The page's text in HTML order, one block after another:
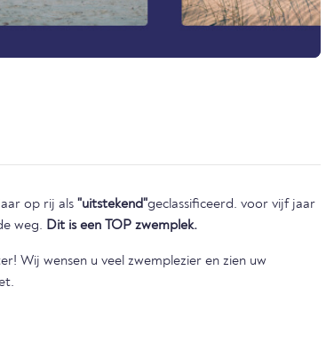
op rij als "uitstekend"geclassificeerd. voor vijf jaar
weg. Dit is een TOP zwemplek.
Wij wensen u veel zwemplezier en zien uw